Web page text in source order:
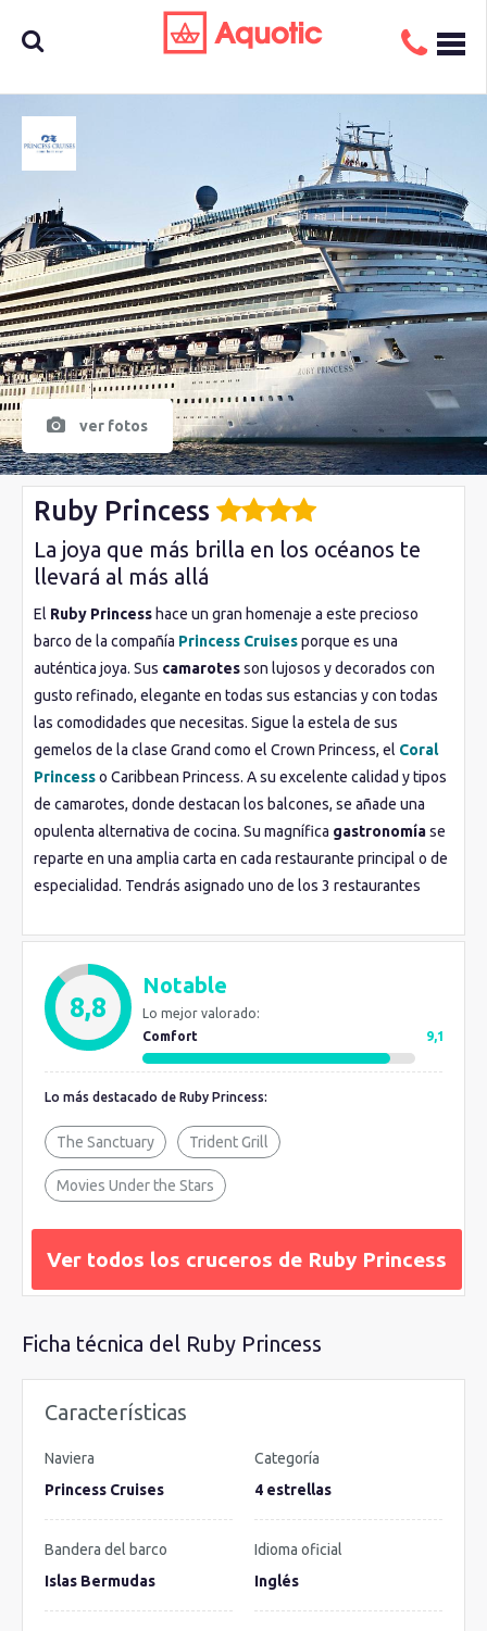
Busca
aquí tu
crucero
ver fotos
Ruby Princess
La joya que más brilla en los océanos te
llevará al más allá
El Ruby Princess hace un gran homenaje a este precioso
barco de la compañía Princess Cruisesporque es una
auténtica joya. Sus camarotesson lujosos y decorados con
gusto refinado, elegante en todas sus estancias y con todas
las comodidades que necesitas. Sigue la estela de sus
gemelos de la clase Grand como el Crown Princess, el Coral
Princesso Caribbean Princess. A su excelente calidad y tipos
de camarotes, donde destacan los balcones, se añade una
opulenta alternativa de cocina. Su magnífica gastronomíase
reparte en una amplia carta en cada restaurante principal o de
especialidad. Tendrás asignado uno de los 3 restaurantes
Botticelli y Michelangelo. Como alternativas más informales
como la pizzería, el Trident Grill con unas barbacoas
sabrosísimas, el buffet Horizon Court… Y si lo prefieres
tienes elservicio de camarotes
sándwich o un pastel. Eso sí, no puedes dejar de probar las
delicias más exquisitas de la chocolatería Journeys SM del
restaurante principal buffet con creaciones del Chef Love o
los helados del Ice Cream Bar.
8,8
Notable
Lo mejor valorado:
Comfort
9,1
Lo más destacado de Ruby Princess:
The Sanctuary Trident Grill
Movies Under the Stars
Ver todos los cruceros de Ruby Princess
Ficha técnica del Ruby Princess
Características
Naviera
Princess Cruises
Categoría
4 estrellas
Bandera del barco
Islas Bermudas
Idioma oficial
Inglés